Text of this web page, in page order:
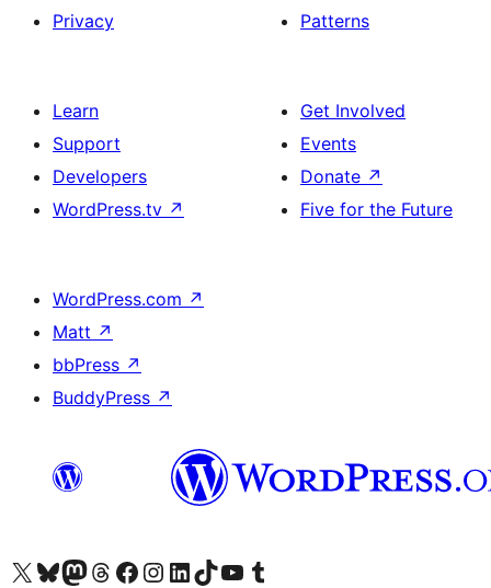
Privacy
Patterns
Learn
Support
Developers
WordPress.tv ↗
Get Involved
Events
Donate ↗
Five for the Future
WordPress.com ↗
Matt ↗
bbPress ↗
BuddyPress ↗
Visit our X (formerly Twitter) account
ہمارے بلیواسکائی اکاؤنٹ پر جائیں
Visit our Mastodon account
ہمارے ٹھریڈز اکاؤنٹ پر جائیں
Visit our Facebook page
Visit our Instagram account
Visit our LinkedIn account
ہمارے ٹک ٹاک اکاؤنٹ پر جائیں
Visit our YouTube channel
ہمارے ٹمبلر اکاؤنٹ پر جائیں